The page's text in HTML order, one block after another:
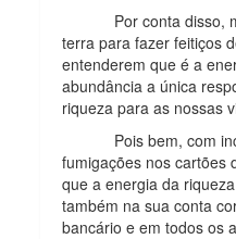
Por conta disso,
terra para fazer feitiços
entenderem que é a
abundância a única
riqueza para as nossas
Pois bem, com
fumigações nos cartões
que a energia da
também na sua conta
bancário e em todos os